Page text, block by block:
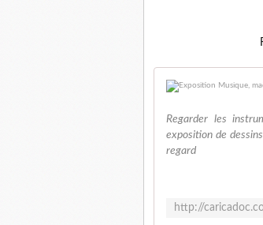
Regarder les
exposition de
regard